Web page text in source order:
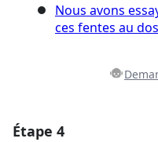
Nous avons
ces fentes au dos
Étape 4